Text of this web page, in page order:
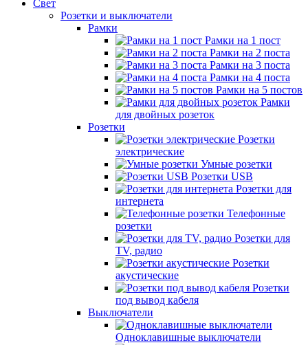
Свет
Розетки и выключатели
Рамки
Рамки на 1 пост
Рамки на 2 поста
Рамки на 3 поста
Рамки на 4 поста
Рамки на 5 постов
Рамки
для двойных розеток
Розетки
Розетки
электрические
Умные розетки
Розетки USB
Розетки для
интернета
Телефонные
розетки
Розетки для
TV, радио
Розетки
акустические
Розетки
под вывод кабеля
Выключатели
Одноклавишные выключатели